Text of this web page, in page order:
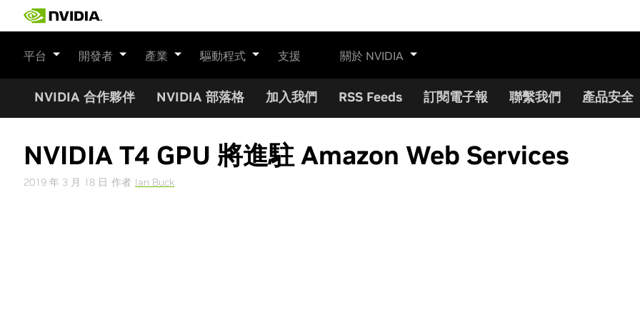
平台 開發者 產業 驅動程式 支援 關於 NVIDIA
NVIDIA 合作夥伴 NVIDIA 部落格 加入我們 RSS Feeds 訂閱電子報 聯繫我們 產品安全
NVIDIA T4 GPU 將進駐 Amazon Web Services
2019 年 3 月 18 日 作者 Ian Buck